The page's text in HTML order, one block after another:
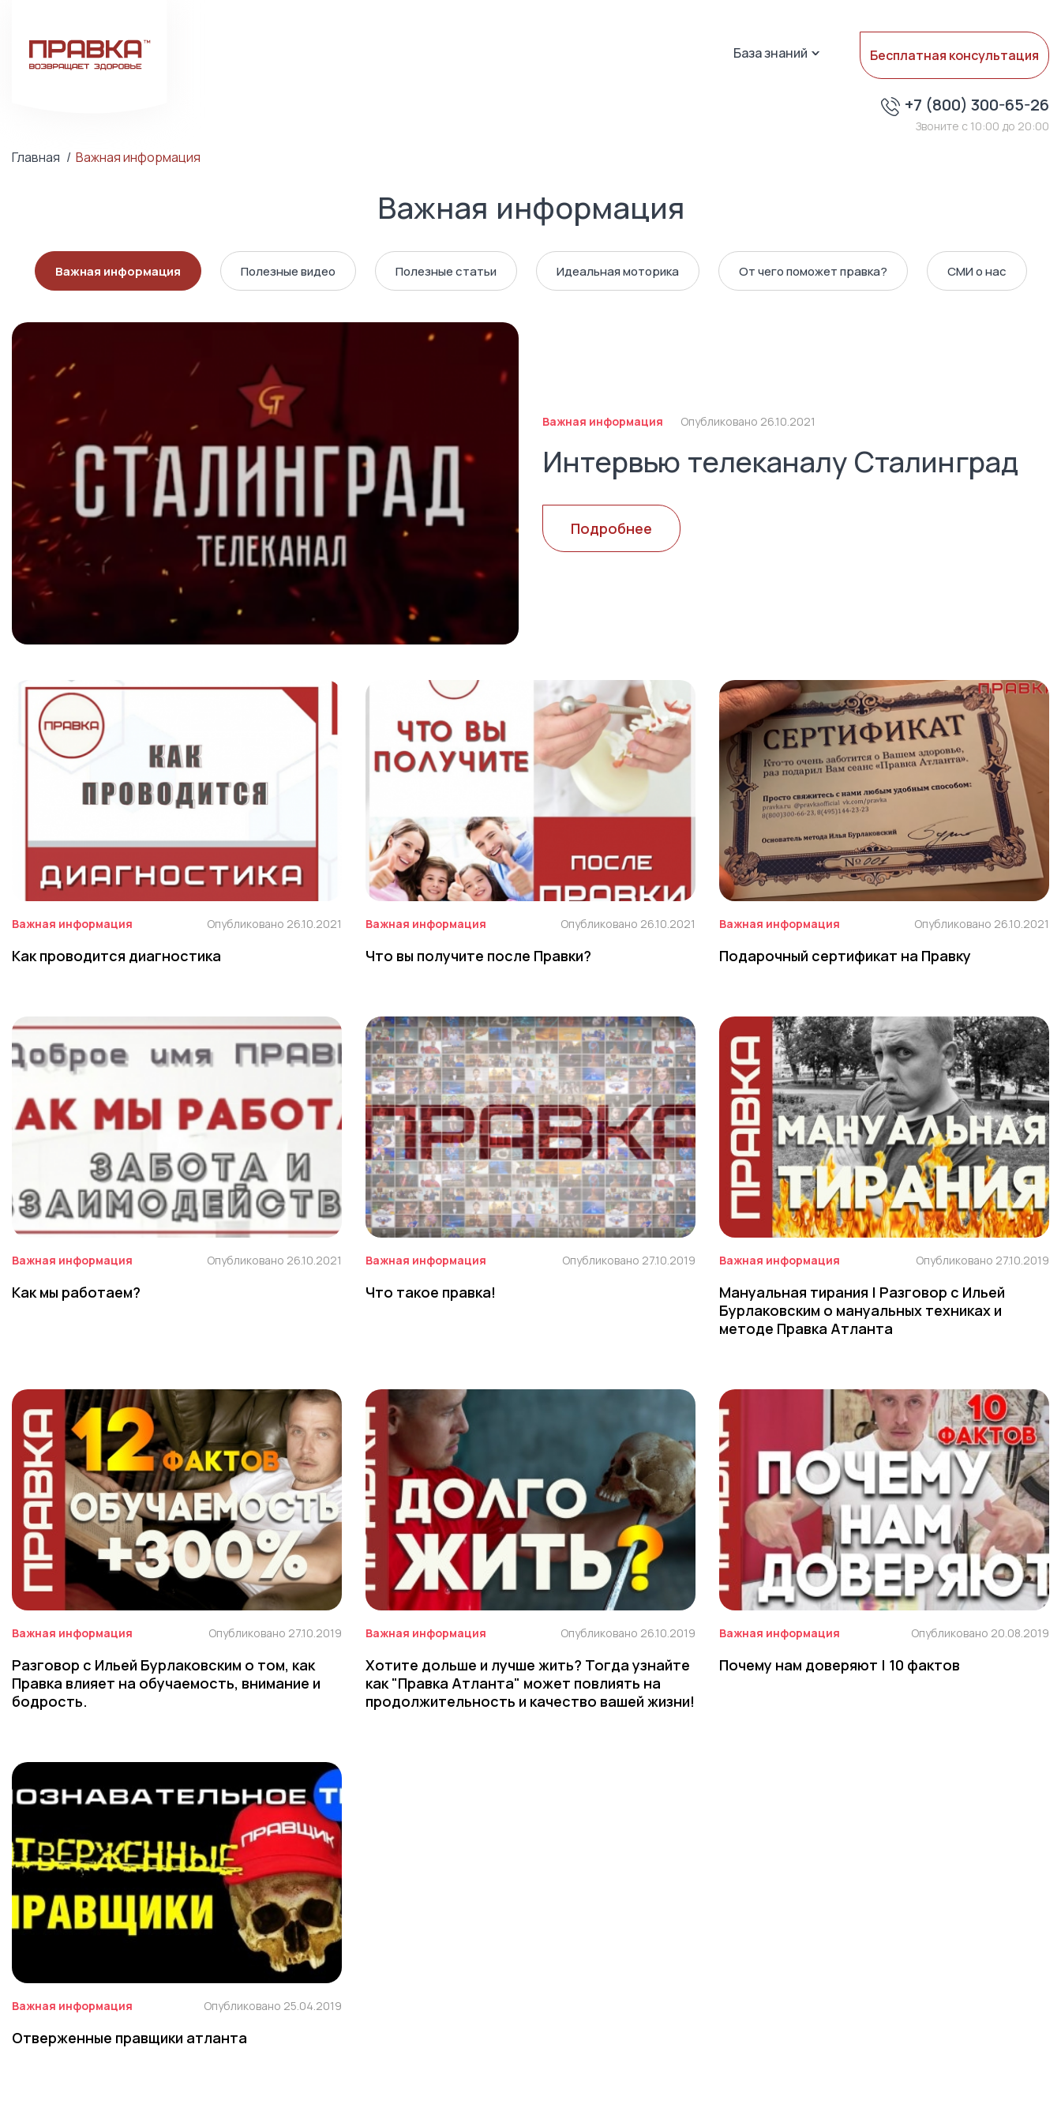
База знаний Бесплатная консультация
+7 (800) 300-65-26
Звоните с 10:00 до 20:00
Главная Важная информация
Важная информация
Важная информация Полезные видео Полезные статьи Идеальная моторика От чего поможет правка? СМИ о нас
Важная информация Опубликовано 26.10.2021
Интервью телеканалу Сталинград
Подробнее
Важная информация Опубликовано 26.10.2021
Как проводится диагностика
Важная информация Опубликовано 26.10.2021
Что вы получите после Правки?
Важная информация Опубликовано 26.10.2021
Подарочный сертификат на Правку
Важная информация Опубликовано 26.10.2021
Как мы работаем?
Важная информация Опубликовано 27.10.2019
Что такое правка!
Важная информация Опубликовано 27.10.2019
Мануальная тирания | Разговор с Ильей
Бурлаковским о мануальных техниках и
методе Правка Атланта
Важная информация Опубликовано 27.10.2019
Разговор с Ильей Бурлаковским о том, как
Правка влияет на обучаемость, внимание и
бодрость.
Важная информация Опубликовано 26.10.2019
Хотите дольше и лучше жить? Тогда узнайте
как "Правка Атланта" может повлиять на
продолжительность и качество вашей жизни!
Важная информация Опубликовано 20.08.2019
Почему нам доверяют | 10 фактов
Важная информация Опубликовано 25.04.2019
Отверженные правщики атланта